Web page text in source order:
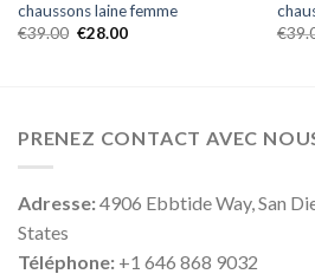
chaussons laine femme
€39.00 €28.00
€
PRENEZ CONTACT AVEC
Adresse:4906 Ebbtide Way, San
States
Téléphone: +1 646 868 9032